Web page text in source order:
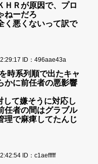
ＨＲが原因で、プロ
ねーだろ
く悪くないって訳で
ID：496aae43a
時系列順で出たキャ
かに前任者の悪影響
て嫌そうに対応し
任者の間はグラブル
理で麻痺してたんじ
ID：c1aefffff